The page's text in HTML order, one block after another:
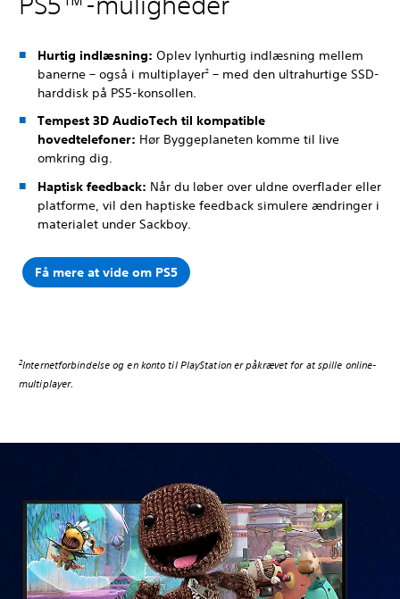
Hurtig indlæsning: Oplev lynhurtig indlæsning mellem
banerne – også i multiplayer2 – med den ultrahurtige SSD-
harddisk på PS5-konsollen.
Tempest 3D AudioTech til kompatible
hovedtelefoner: Hør Byggeplaneten komme til live
omkring dig.
Haptisk feedback: Når du løber over uldne overflader eller
platforme, vil den haptiske feedback simulere ændringer i
materialet under Sackboy.
Få mere at vide om PS5
2Internetforbindelse og en konto til PlayStation er påkrævet for at spille online-
multiplayer.